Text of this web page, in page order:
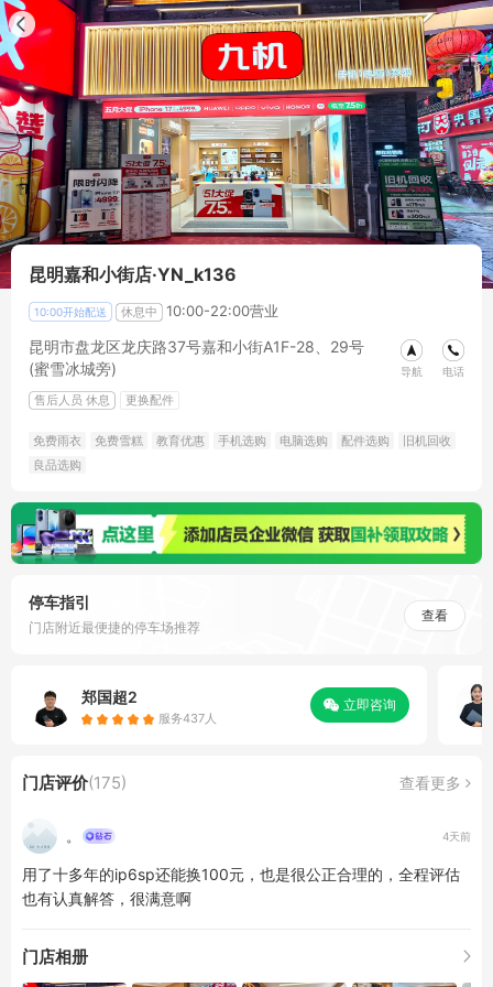
昆明嘉和小街店·YN_k136
10:00开始配送 休息中 10:00-22:00营业
昆明市盘龙区龙庆路37号嘉和小街A1F-28、29号
(蜜雪冰城旁)
导航 电话
售后人员 休息 更换配件
免费雨衣 免费雪糕 教育优惠 手机选购 电脑选购 配件选购
旧机回收
良品选购
停车指引
门店附近最便捷的停车场推荐
查看
郑国超2
服务437人
立即咨询
门店评价(175) 查看更多
。 4天前
用了十多年的ip6sp还能换100元，也是很公正合理的，全程评估
也有认真解答，很满意啊
门店相册